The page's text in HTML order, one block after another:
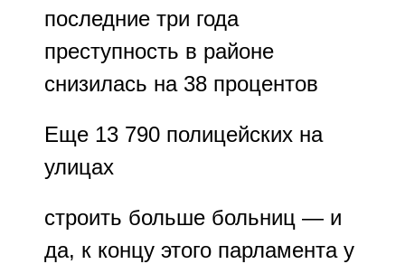
последние три года
преступность в районе
снизилась на 38 процентов
Еще 13 790 полицейских на
улицах
строить больше больниц — и
да, к концу этого парламента у